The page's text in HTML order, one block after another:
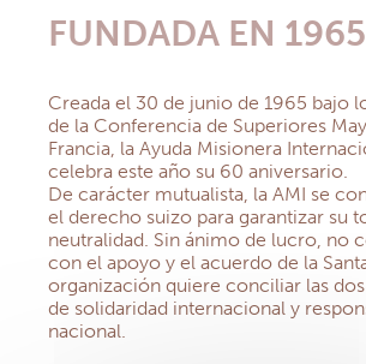
FUNDADA EN 1965
Creada el 30 de junio de 1965 bajo
de la Conferencia de Superiores
Francia, la Ayuda Misionera
celebra este año su 60 aniversario.
De carácter mutualista, la AMI se
el derecho suizo para garantizar su
neutralidad. Sin ánimo de lucro, no
con el apoyo y el acuerdo de la
organización quiere conciliar las
de solidaridad internacional y
nacional.